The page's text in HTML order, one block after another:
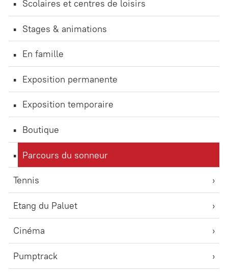
Scolaires et centres de loisirs
Stages & animations
En famille
Exposition permanente
Exposition temporaire
Boutique
Parcours du sonneur
Tennis
Etang du Paluet
Cinéma
Pumptrack